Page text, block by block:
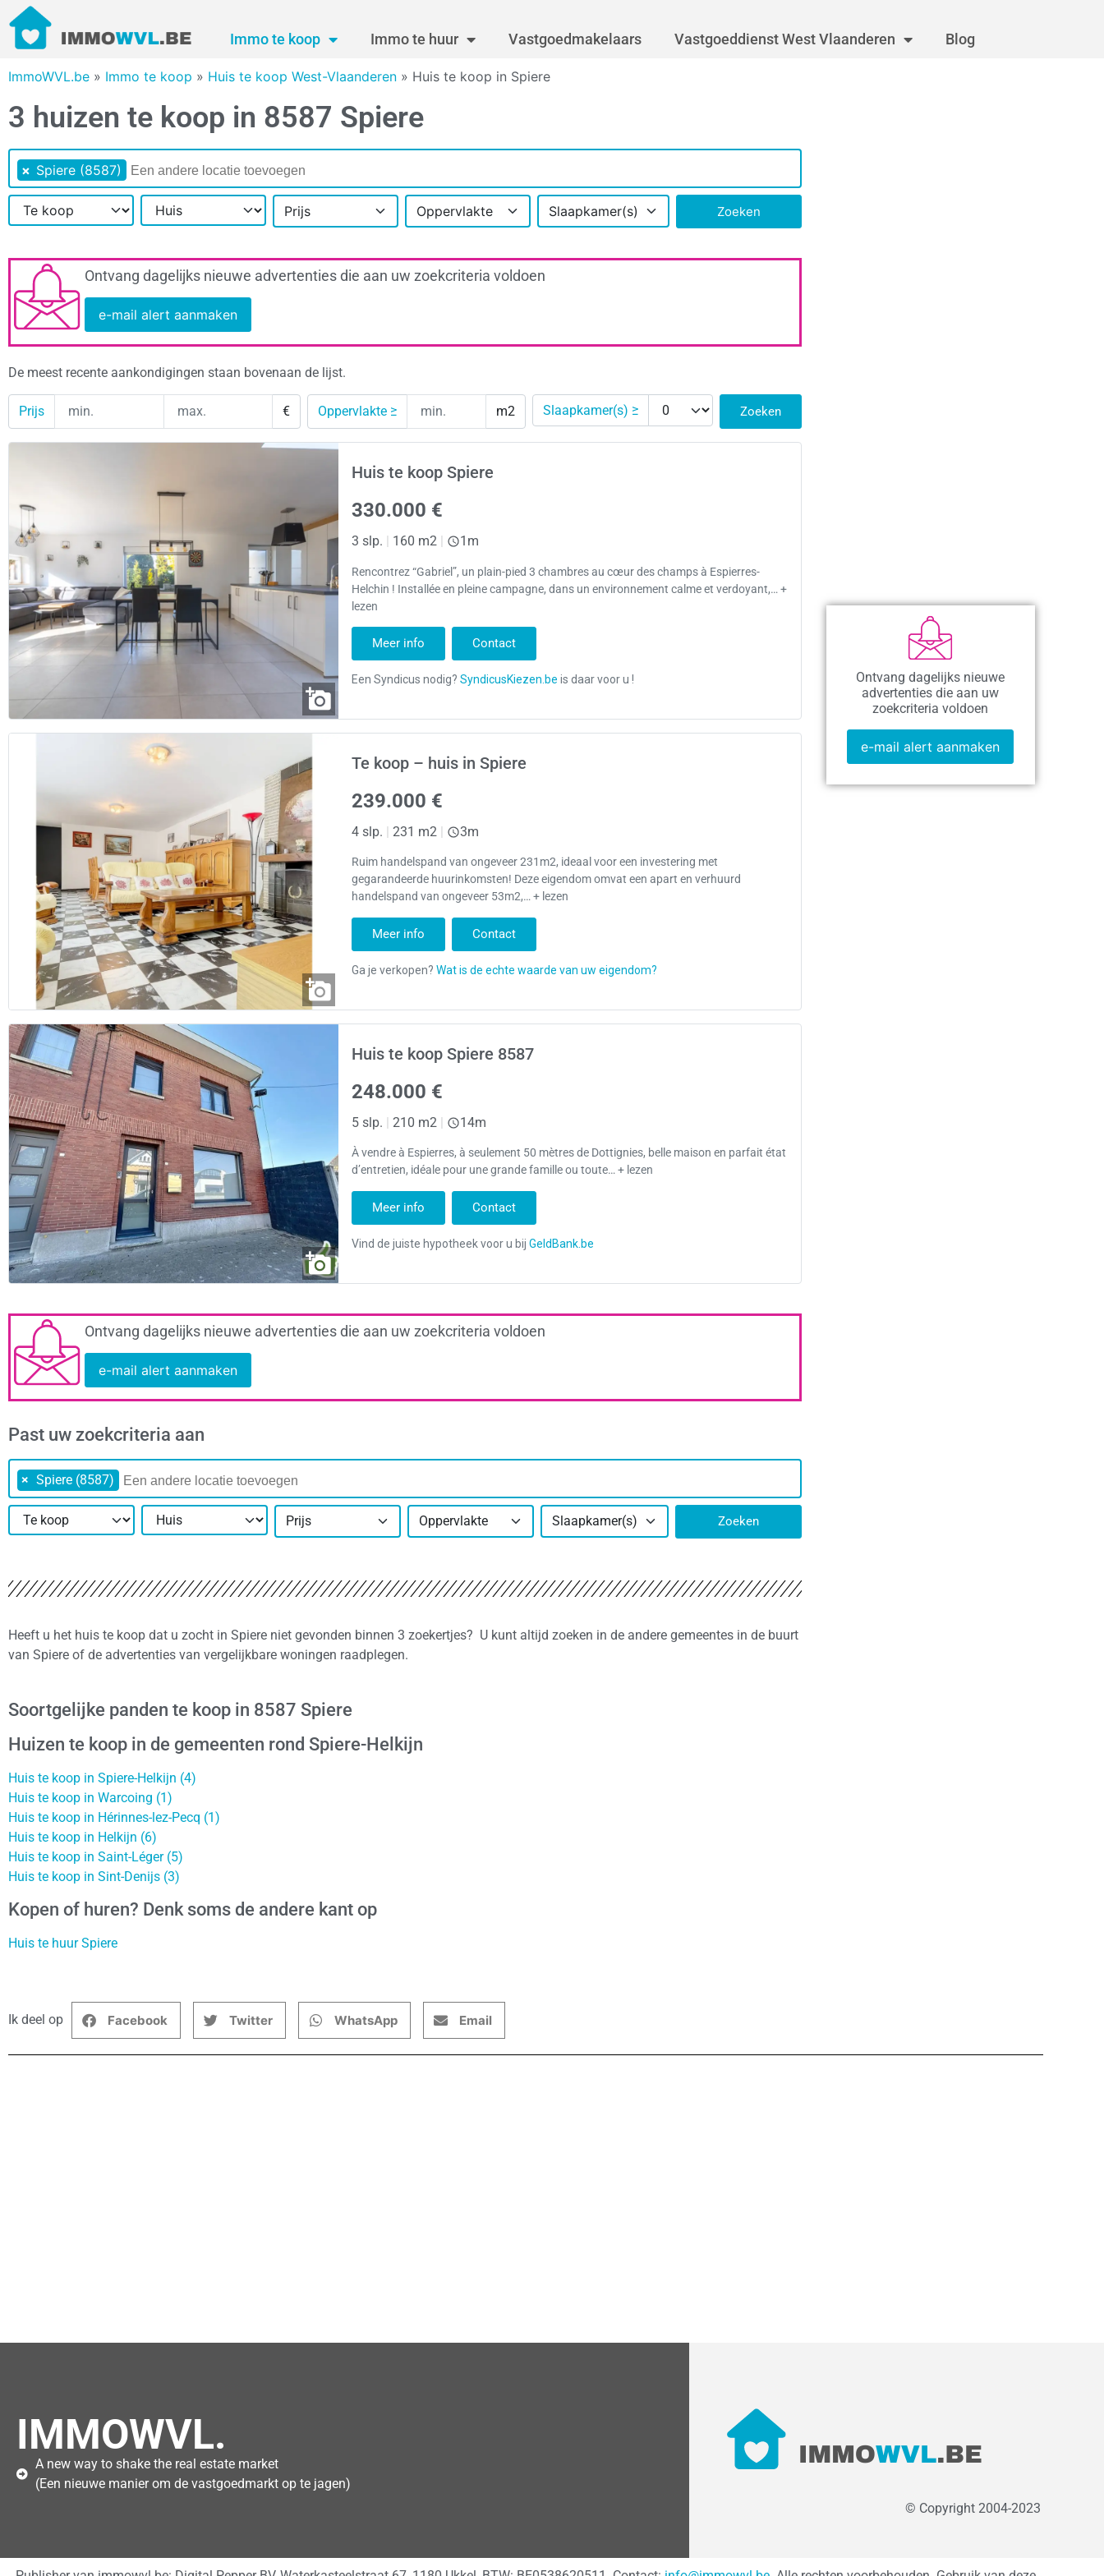
Immo te koop Immo te huur Vastgoedmakelaars Vastgoeddienst West Vlaanderen Blog
ImmoWVL.be » Immo te koop » Huis te koop West-Vlaanderen » Huis te koop in Spiere
3 huizen te koop in 8587 Spiere
× Spiere (8587)
Prijs Oppervlakte Slaapkamer(s) Zoeken
Ontvang dagelijks nieuwe advertenties die aan uw zoekcriteria voldoen
e-mail alert aanmaken
De meest recente aankondigingen staan bovenaan de lijst.
Prijs € Oppervlakte ≥ m2 Slaapkamer(s) ≥ Zoeken
Huis te koop Spiere
330.000 €
3 slp. 160 m2 1m
Rencontrez “Gabriel”, un plain-pied 3 chambres au cœur des champs à Espierres-
Helchin ! Installée en pleine campagne, dans un environnement calme et verdoyant,… +
lezen
Meer info Contact
Te koop – huis in Spiere
239.000 €
4 slp. | 231 m2 | 3m
Ruim handelspand van ongeveer 231m2, ideaal voor een investering met
gegarandeerde huurinkomsten! Deze eigendom omvat een apart en verhuurd
handelspand van ongeveer 53m2,… + lezen
Meer info Contact
Huis te koop Spiere 8587
248.000 €
5 slp. | 210 m2 | 14m
À vendre à Espierres, à seulement 50 mètres de Dottignies, belle maison en parfait état
d’entretien, idéale pour une grande famille ou toute… + lezen
Meer info Contact
Ontvang dagelijks nieuwe advertenties die aan uw zoekcriteria voldoen
e-mail alert aanmaken
Past uw zoekcriteria aan
× Spiere (8587)
Prijs Oppervlakte Slaapkamer(s) Zoeken
Heeft u het huis te koop dat u zocht in Spiere niet gevonden binnen 3 zoekertjes? U kunt altijd zoeken in de andere gemeentes in de buurt
van Spiere of de advertenties van vergelijkbare woningen raadplegen.
Soortgelijke panden te koop in 8587 Spiere
Huizen te koop in de gemeenten rond Spiere-Helkijn
Huis te koop in Spiere-Helkijn (4)
Huis te koop in Warcoing (1)
Huis te koop in Hérinnes-lez-Pecq (1)
Huis te koop in Helkijn (6)
Huis te koop in Saint-Léger (5)
Huis te koop in Sint-Denijs (3)
Kopen of huren? Denk soms de andere kant op
Huis te huur Spiere
Ontvang dagelijks nieuwe
advertenties die aan uw
zoekcriteria voldoen
e-mail alert aanmaken
Ik deel op Facebook Twitter WhatsApp Email
IMMOWVL.
A new way to shake the real estate market
(Een nieuwe manier om de vastgoedmarkt op te jagen)
© Copyright 2004-2023